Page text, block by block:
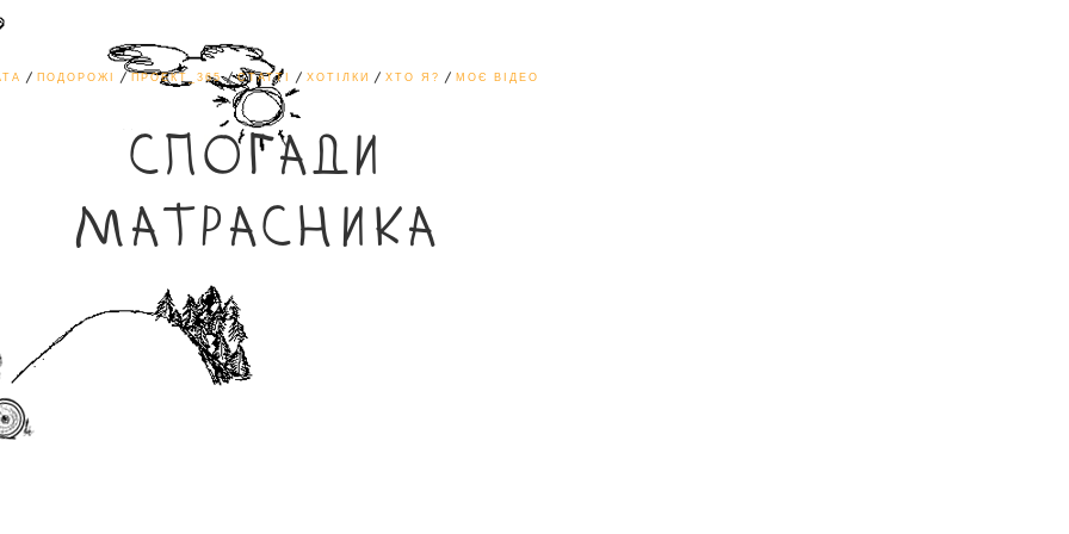
ПОДОРОЖІ ПРОЕКТ_365 СТАТТІ ХОТІЛКИ ХТО Я? МОЄ ВІДЕО
СПОГАДИ
МАТРАСНИКА